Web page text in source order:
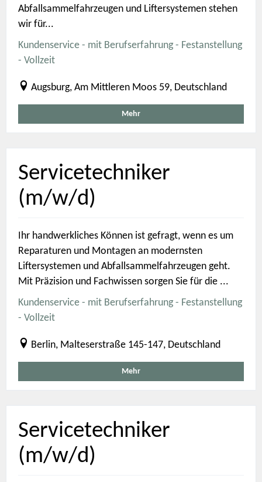
Abfallsammelfahrzeugen und Liftersystemen stehen
wir für...
Kundenservice - mit Berufserfahrung - Festanstellung
- Vollzeit
Augsburg, Am Mittleren Moos 59, Deutschland
Mehr
Servicetechniker
(m/w/d)
Ihr handwerkliches Können ist gefragt, wenn es um
Reparaturen und Montagen an modernsten
Liftersystemen und Abfallsammelfahrzeugen geht.
Mit Präzision und Fachwissen sorgen Sie für die ...
Kundenservice - mit Berufserfahrung - Festanstellung
- Vollzeit
Berlin, Malteserstraße 145-147, Deutschland
Mehr
Servicetechniker
(m/w/d)